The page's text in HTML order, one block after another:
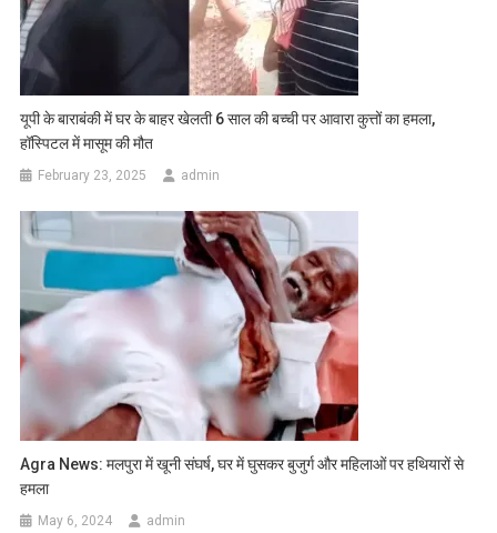
यूपी के बाराबंकी में घर के बाहर खेलती 6 साल की बच्ची पर आवारा कुत्तों का हमला,
हॉस्पिटल में मासूम की मौत
February 23, 2025 admin
Agra News: मलपुरा में खूनी संघर्ष, घर में घुसकर बुजुर्ग और महिलाओं पर हथियारों से
हमला
May 6, 2024 admin